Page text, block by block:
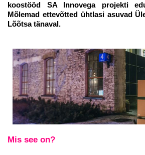
koostööd SA Innovega projekti
Mõlemad ettevõtted ühtlasi asuvad
Lõõtsa tänaval.
Mis see on?